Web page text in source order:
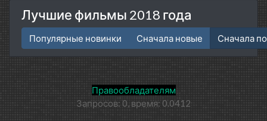
Лучшие фильмы 2018 года
Популярные новинки Сначала новые Сначала
Правообладателям
Запросов: 0, время: 0.0412